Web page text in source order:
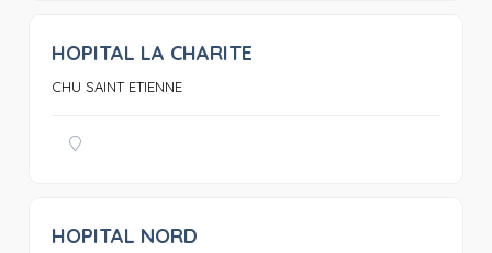
HOPITAL LA CHARITE
CHU SAINT ETIENNE
HOPITAL NORD